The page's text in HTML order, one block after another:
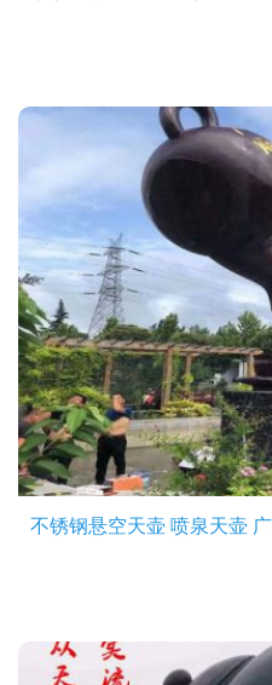
不锈钢悬空天壶 喷泉天壶